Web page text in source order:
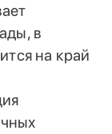
в
на край